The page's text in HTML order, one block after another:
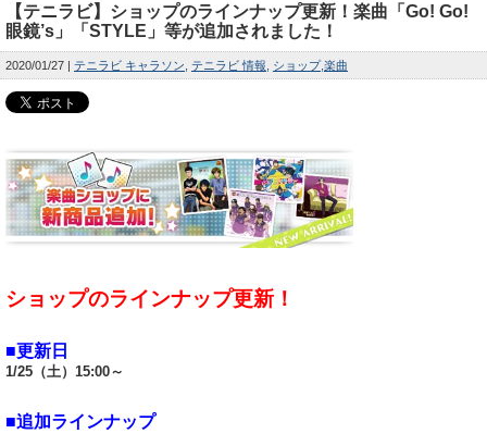
【テニラビ】ショップのラインナップ更新！楽曲「Go! Go!
眼鏡’s」「STYLE」等が追加されました！
2020/01/27 テニラビ キャラソン テニラビ 情報 ショップ 楽曲
ショップのラインナップ更新！
■更新日
1/25（土）15:00～
■追加ラインナップ